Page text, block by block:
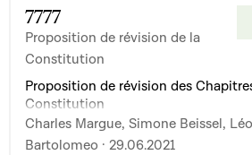
7777
Proposition de révision de la
Constitution
Proposition de révision des
Constitution
Charles Margue, Simone Beissel,
Bartolomeo · 29.06.2021